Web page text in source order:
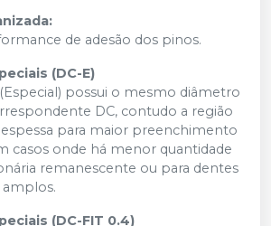
de adesão dos pinos.
(DC-E)
possui o mesmo diâmetro
DC, contudo a região
espessa para maior preenchimento
casos onde há menor quantidade
remanescente ou para dentes
(DC-FIT 0.4)